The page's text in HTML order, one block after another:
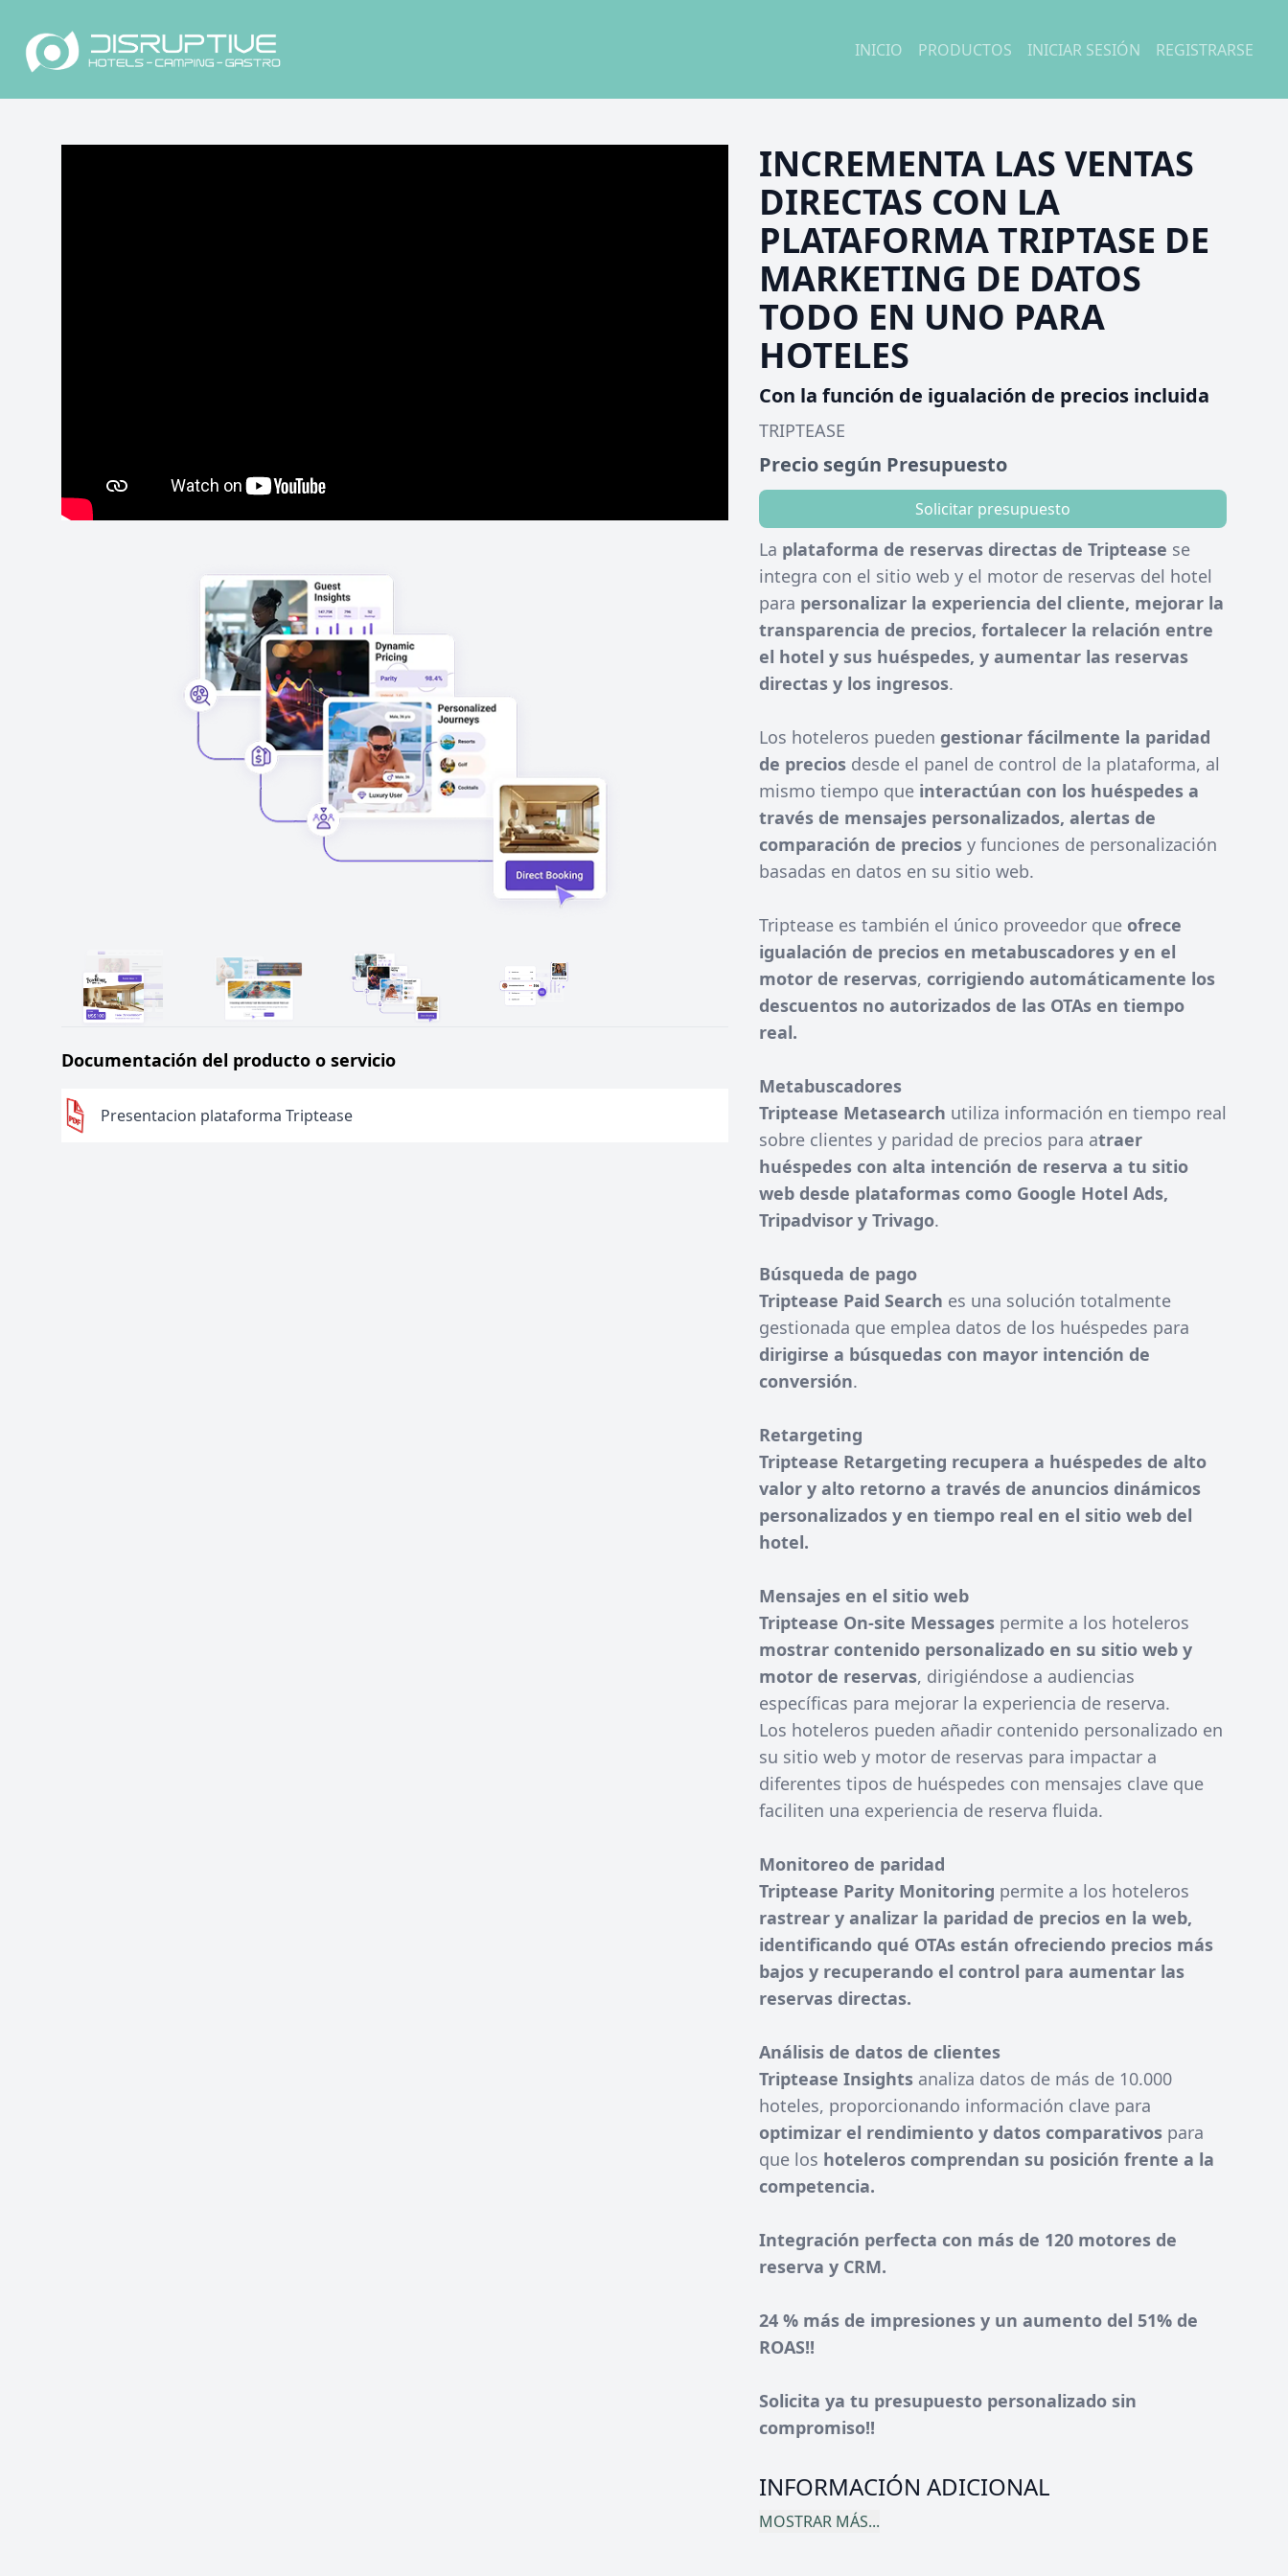
INICIO PRODUCTOS INICIAR SESIÓN REGISTRARSE
Documentación del producto o servicio
Presentacion plataforma Triptease
INCREMENTA LAS VENTAS
DIRECTAS CON LA
PLATAFORMA TRIPTASE DE
MARKETING DE DATOS
TODO EN UNO PARA
HOTELES
Con la función de igualación de precios incluida
TRIPTEASE
Precio según Presupuesto
Solicitar presupuesto
La plataforma de reservas directas de Triptease se
integra con el sitio web y el motor de reservas del hotel
para personalizar la experiencia del cliente, mejorar la
transparencia de precios, fortalecer la relación entre
el hotel y sus huéspedes, y aumentar las reservas
directas y los ingresos.
Los hoteleros pueden gestionar fácilmente la paridad
de precios desde el panel de control de la plataforma, al
mismo tiempo que interactúan con los huéspedes a
través de mensajes personalizados, alertas de
comparación de precios y funciones de personalización
basadas en datos en su sitio web.
Triptease es también el único proveedor que ofrece
igualación de precios en metabuscadores y en el
motor de reservas, corrigiendo automáticamente los
descuentos no autorizados de las OTAs en tiempo
real.
Metabuscadores
Triptease Metasearch utiliza información en tiempo real
sobre clientes y paridad de precios para atraer
huéspedes con alta intención de reserva a tu sitio
web desde plataformas como Google Hotel Ads,
Tripadvisor y Trivago.
Búsqueda de pago
Triptease Paid Search es una solución totalmente
gestionada que emplea datos de los huéspedes para
dirigirse a búsquedas con mayor intención de
conversión.
Retargeting
Triptease Retargeting recupera a huéspedes de alto
valor y alto retorno a través de anuncios dinámicos
personalizados y en tiempo real en el sitio web del
hotel.
Mensajes en el sitio web
Triptease On-site Messages permite a los hoteleros
mostrar contenido personalizado en su sitio web y
motor de reservas, dirigiéndose a audiencias
específicas para mejorar la experiencia de reserva.
Los hoteleros pueden añadir contenido personalizado en
su sitio web y motor de reservas para impactar a
diferentes tipos de huéspedes con mensajes clave que
faciliten una experiencia de reserva fluida.
Monitoreo de paridad
Triptease Parity Monitoring permite a los hoteleros
rastrear y analizar la paridad de precios en la web,
identificando qué OTAs están ofreciendo precios más
bajos y recuperando el control para aumentar las
reservas directas.
Análisis de datos de clientes
Triptease Insights analiza datos de más de 10.000
hoteles, proporcionando información clave para
optimizar el rendimiento y datos comparativos para
que los hoteleros comprendan su posición frente a la
competencia.
Integración perfecta con más de 120 motores de
reserva y CRM.
24 % más de impresiones y un aumento del 51% de
ROAS!!
Solicita ya tu presupuesto personalizado sin
compromiso!!
INFORMACIÓN ADICIONAL
MOSTRAR MÁS...